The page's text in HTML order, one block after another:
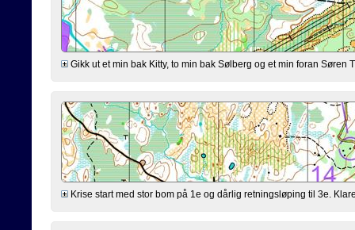
Gikk ut et min bak Kitty, to min bak Sølberg og et min foran
Krise start med stor bom på 1e og dårlig retningsløping til 3e.